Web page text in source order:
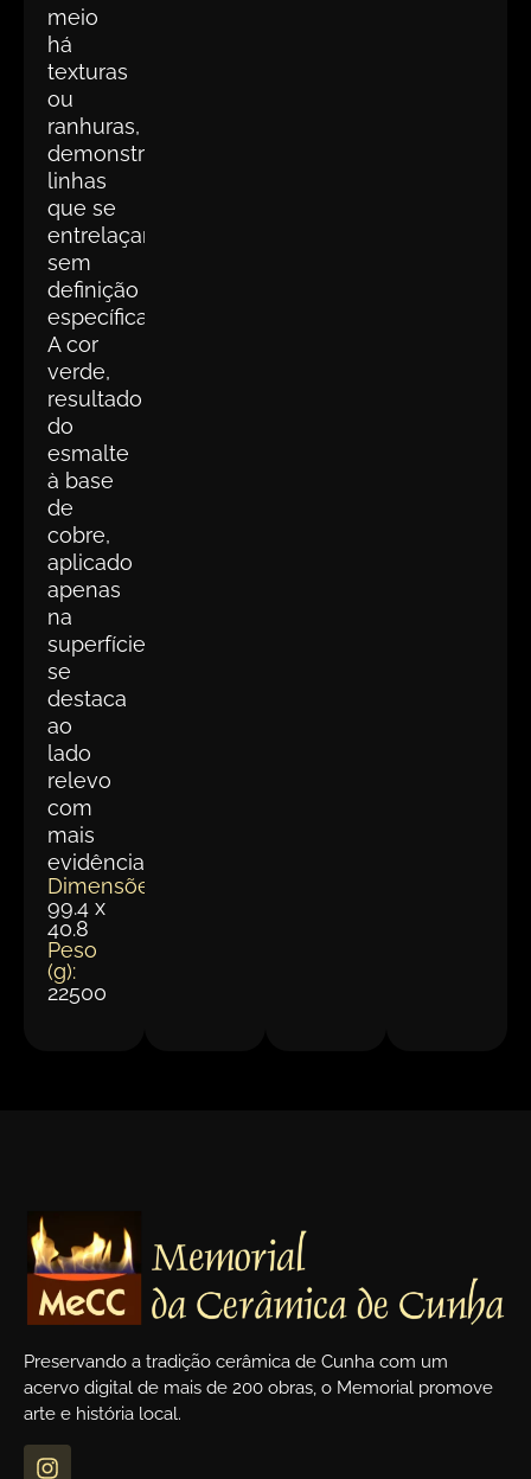
meio
há
texturas
ou
ranhuras,
demonstrando
linhas
que se
entrelaçam
sem
definição
específica.
A cor
verde,
resultado
do
esmalte
à base
de
cobre,
aplicado
apenas
na
superfície,
se
destaca
ao
lado
relevo
com
mais
evidência.
Dimensões(cm):
99.4 x
40.8
Peso
(g):
22500
Preservando a tradição cerâmica de Cunha com um
acervo digital de mais de 200 obras, o Memorial promove
arte e história local.